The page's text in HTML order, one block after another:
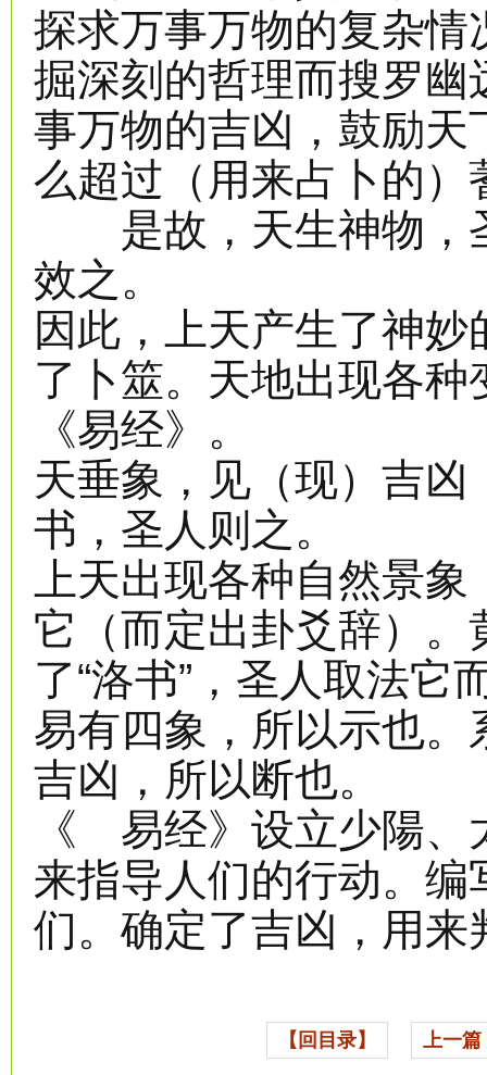
探求万事万物的复杂
掘深刻的哲理而搜罗
事万物的吉凶，鼓励
么超过（用来占卜的）
是故，天生神物，
效之。
因此，上天产生了神
了卜筮。天地出现各
《易经》。
天垂象，见（现）吉
书，圣人则之。
上天出现各种自然景
它（而定出卦爻辞）。
了“洛书”，圣人取法它
易有四象，所以示也
吉凶，所以断也。
《 易经》设立少陽、
来指导人们的行动。
们。确定了吉凶，用来
【回目录】 上一篇